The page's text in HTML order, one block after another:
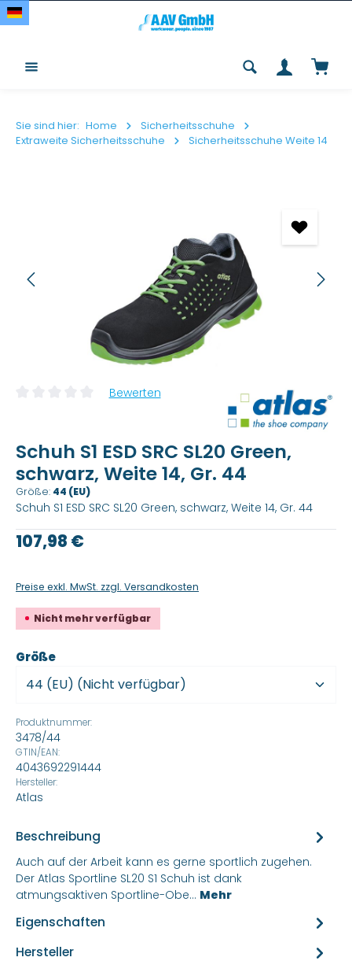
Zum Hauptinhalt springen
Sie sind hier: Home
Sicherheitsschuhe
Extraweite Sicherheitsschuhe
Sicherheitsschuhe Weite 14
Durchschnittliche Bewertung von 0 von 5 Sternen
Bewerten
Schuh S1 ESD SRC SL20 Green,
schwarz, Weite 14, Gr. 44
Größe: 44 (EU)
Schuh S1 ESD SRC SL20 Green, schwarz, Weite 14, Gr. 44
Regulärer Preis:
107,98 €
Preise exkl. MwSt. zzgl. Versandkosten
Nicht mehr verfügbar
Größeauswählen
Produktnummer:
3478/44
GTIN/EAN:
4043692291444
Hersteller:
Atlas
Beschreibung
Auch auf der Arbeit kann es gerne sportlich zugehen.
Der Atlas Sportline SL20 S1 Schuh ist dank
atmungsaktiven Sportline-Obe… Mehr
Eigenschaften
Hersteller